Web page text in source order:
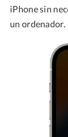
iPhone sin
un ordenador.